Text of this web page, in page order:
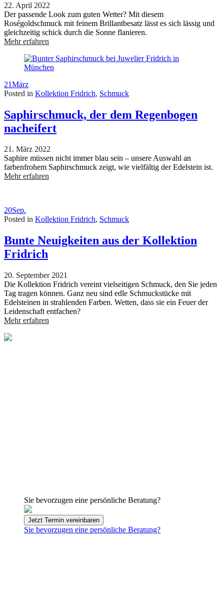
22. April 2022
Der passende Look zum guten Wetter? Mit diesem
Roségoldschmuck mit feinem Brillantbesatz lässt es sich lässig und
gleichzeitig schick durch die Sonne flanieren.
Mehr erfahren
21März
Posted in Kollektion Fridrich, Schmuck
Saphirschmuck, der dem Regenbogen
nacheifert
21. März 2022
Saphire müssen nicht immer blau sein – unsere Auswahl an
farbenfrohem Saphirschmuck zeigt, wie vielfältig der Edelstein ist.
Mehr erfahren
20Sep.
Posted in Kollektion Fridrich, Schmuck
Bunte Neuigkeiten aus der Kollektion
Fridrich
20. September 2021
Die Kollektion Fridrich vereint vielseitigen Schmuck, den Sie jeden
Tag tragen können. Ganz neu sind edle Schmuckstücke mit
Edelsteinen in strahlenden Farben. Wetten, dass sie ein Feuer der
Leidenschaft entfachen?
Mehr erfahren
Sie bevorzugen eine persönliche Beratung?
Jetzt Termin vereinbaren
Sie bevorzugen eine persönliche Beratung?